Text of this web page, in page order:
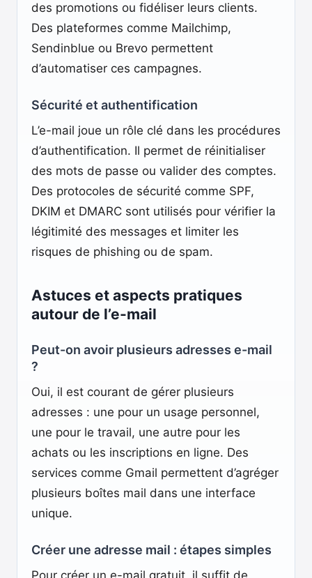
des promotions ou fidéliser leurs clients.
Des plateformes comme Mailchimp,
Sendinblue ou Brevo permettent
d’automatiser ces campagnes.
Sécurité et authentification
L’e-mail joue un rôle clé dans les procédures
d’authentification. Il permet de réinitialiser
des mots de passe ou valider des comptes.
Des protocoles de sécurité comme SPF,
DKIM et DMARC sont utilisés pour vérifier la
légitimité des messages et limiter les
risques de phishing ou de spam.
Astuces et aspects pratiques
autour de l’e-mail
Peut-on avoir plusieurs adresses e-mail
?
Oui, il est courant de gérer plusieurs
adresses : une pour un usage personnel,
une pour le travail, une autre pour les
achats ou les inscriptions en ligne. Des
services comme Gmail permettent d’agréger
plusieurs boîtes mail dans une interface
unique.
Créer une adresse mail : étapes simples
Pour créer un e-mail gratuit, il suffit de